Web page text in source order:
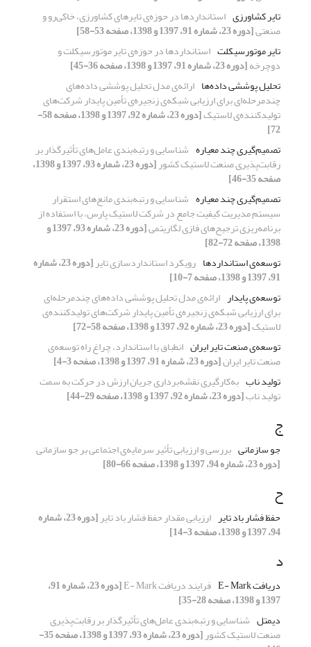
تایر کشاورزی استانداردها در حوزه‌ی تایرهای کشاورزی، خاکی‌رو و
صنعتی[دوره 23، شماره 91، 1397 و 1398، صفحه 53-58]
تایر موتورسیکلت استانداردها در حوزه‌ی تایر موتورسیکلت و
دوچرخه[دوره 23، شماره 91، 1397 و 1398، صفحه 36-45]
تحلیل پوششی داده‌ها ارائه‌ی مدل تحلیل پوششی داده‌های
چندمرحله‌ای برای ارزیابی شبکه‌ی زنجیر‌ه‌ی تأمین پایدار شرکت‌های
تولیدکننده‌ی لاستیک [دوره 23، شماره 92، 1397 و 1398، صفحه 58-
72]
تصمیم‌گیری چند معیاره شناسایی و رتبه‌بندی عامل‌های تأثیرگذار بر
رقابت‌پذیری صنعت لاستیک کشور [دوره 23، شماره 93، 1397 و 1398،
صفحه 35-46]
تصمیم‌گیری چند معیاره شناسایی و رتبه‌بندی مانع‌های استقرار
سیستم مدیریت کیفیت جامع در شرکت لاستیک پارس، با استفاده از
برنامه‌ریزی ترجیح‌های فازی لگاریتمی [دوره 23، شماره 93، 1397 و
1398، صفحه 72-82]
توسعه‌ی استانداردها رویکرد استانداردسازی تایر [دوره 23، شماره
91، 1397 و 1398، صفحه 7-10]
توسعه‌ی پایدار ارائه‌ی مدل تحلیل پوششی داده‌های چندمرحله‌ای
برای ارزیابی شبکه‌ی زنجیر‌ه‌ی تأمین پایدار شرکت‌های تولیدکننده‌ی
لاستیک[دوره 23، شماره 92، 1397 و 1398، صفحه 58-72]
توسعه‌ی صنعت تایر ایران انطباق با استاندارد، چراغ راه توسعه‌ی
صنعت تایر ایران[دوره 23، شماره 91، 1397 و 1398، صفحه 3-4]
تولید ناب به‌کارگیری نقشه‌برداری جریان ارزش در حرکت به سمت
تولید ناب[دوره 23، شماره 92، 1397 و 1398، صفحه 29-44]
ج
جو سازمانی بررسی و ارزیابی تأثیر سرمایه‌ی اجتماعی بر جو سازمانی
[دوره 23، شماره 94، 1397 و 1398، صفحه 66-80]
ح
حفظ فشار باد تایر ارزیابی مقدار حفظ فشار باد تایر [دوره 23، شماره
94، 1397 و 1398، صفحه 3-14]
د
دریافت E- Mark فرایند دریافت E- Mark [دوره 23، شماره 91،
1397 و 1398، صفحه 28-35]
دیمتل شناسایی و رتبه‌بندی عامل‌های تأثیرگذار بر رقابت‌پذیری
صنعت لاستیک کشور [دوره 23، شماره 93، 1397 و 1398، صفحه 35-